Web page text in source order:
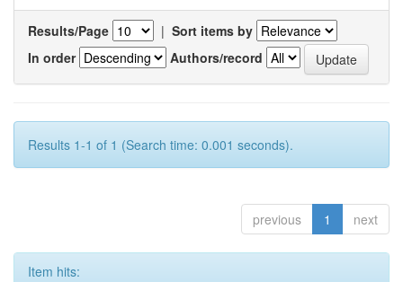
Results/Page | Sort items by
In order
Authors/record
Results 1-1 of 1 (Search time: 0.001 seconds).
previous 1 next
Item hits: